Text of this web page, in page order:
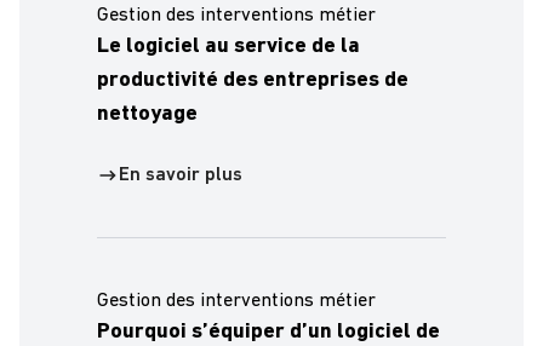
Gestion des interventions métier
Le logiciel au service de la
productivité des entreprises de
nettoyage
En savoir plus
Gestion des interventions métier
Pourquoi s’équiper d’un logiciel de